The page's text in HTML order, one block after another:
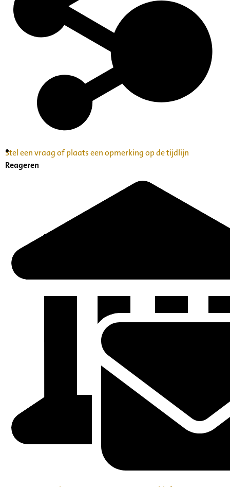
Inventaris Betekende partituren, geordend op
Stel een vraag of plaats een opmerking op de tijdlijn
Reageren